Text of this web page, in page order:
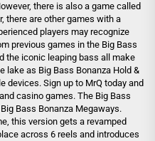
there is also a game called
there are other games with a
players may recognize
previous games in the Big Bass
the iconic leaping bass all make
lake as Big Bass Bonanza Hold &
devices. Sign up to MrQ today and
casino games. The Big Bass
Bass Bonanza Megaways.
this version gets a revamped
across 6 reels and introduces